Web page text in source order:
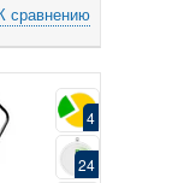
сравнению
4
24